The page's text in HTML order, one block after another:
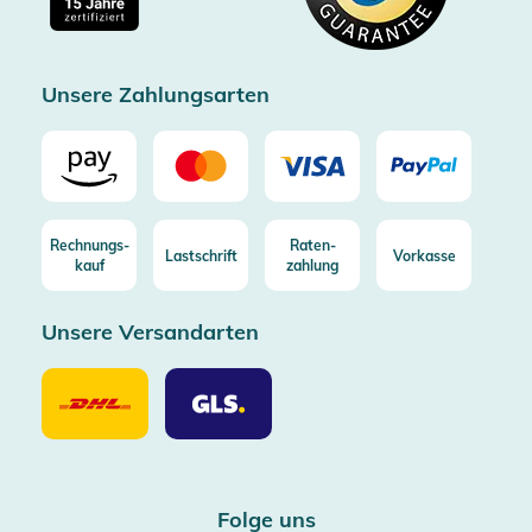
Kostenlose Rücksendung (aus DE/AT)
Unsere Zahlungsarten
Rechnungs-
kauf
Lastschrift
Raten-
zahlung
Vorkasse
Unsere Versandarten
Unsere
Versandarten
DHL
Unsere
Versandarten
GLS
Folge uns